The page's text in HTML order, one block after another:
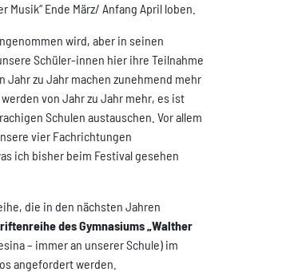
Ende März/ Anfang April loben.
wird, aber in seinen
Schüler-innen hier ihre Teilnahme
zu Jahr machen zunehmend mehr
von Jahr zu Jahr mehr, es ist
Schulen austauschen. Vor allem
vier Fachrichtungen
ich bisher beim Festival gesehen
die in den nächsten Jahren
des Gymnasiums „Walther
– immer an unserer Schule) im
angefordert werden.